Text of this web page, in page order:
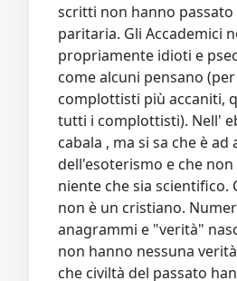
scritti non hanno
paritaria. Gli Accademici
propriamente idioti e
come alcuni pensano
complottisti più accaniti,
tutti i complottisti). Nell'
cabala , ma si sa che è
dell'esoterismo e che
niente che sia scientifico.
non è un cristiano.
anagrammi e "verità"
non hanno nessuna
che civiltà del passato